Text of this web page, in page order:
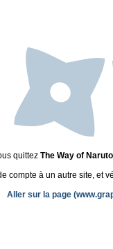
quittez The Way of Naruto
compte à un autre site, et
Aller sur la page